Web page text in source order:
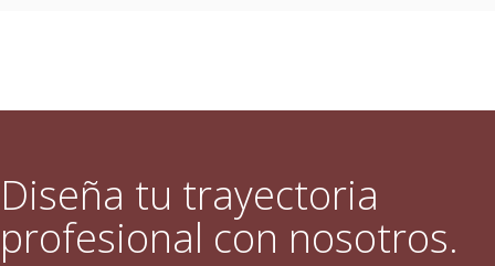
Diseña tu trayectoria
profesional con nosotros.